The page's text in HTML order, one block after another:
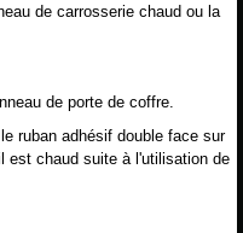
de carrosserie chaud ou la
de porte de coffre.
ruban adhésif double face sur
est chaud suite à l'utilisation de